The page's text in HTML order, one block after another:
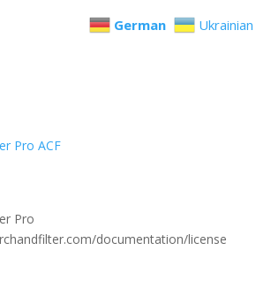
Pro ACF
Pro
documentation/license
German Ukrainian